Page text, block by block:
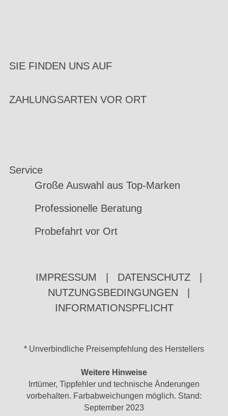
SIE FINDEN UNS AUF
ZAHLUNGSARTEN VOR ORT
Service
Große Auswahl aus Top-Marken
Professionelle Beratung
Probefahrt vor Ort
IMPRESSUM DATENSCHUTZ
NUTZUNGSBEDINGUNGEN
INFORMATIONSPFLICHT
* Unverbindliche Preisempfehlung des Herstellers
Weitere Hinweise
Irrtümer, Tippfehler und technische Änderungen
vorbehalten. Farbabweichungen möglich. Stand:
September 2023